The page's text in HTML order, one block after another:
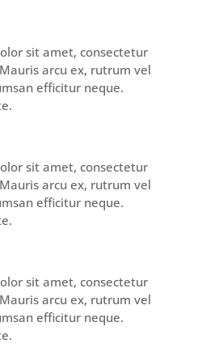
sit amet, consectetur
arcu ex, rutrum vel
efficitur neque.
sit amet, consectetur
arcu ex, rutrum vel
efficitur neque.
sit amet, consectetur
arcu ex, rutrum vel
efficitur neque.